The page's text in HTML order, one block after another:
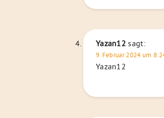
Yazan12 sagt:
9. Februar 2024 um
Yazan12